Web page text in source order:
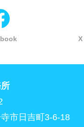
X
市日吉町3-6-18